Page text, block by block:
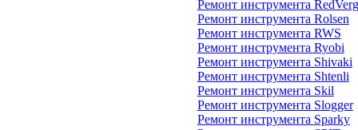
Ремонт инструмента RedVerg
Ремонт инструмента Rolsen
Ремонт инструмента RWS
Ремонт инструмента Ryobi
Ремонт инструмента Shivaki
Ремонт инструмента Shtenli
Ремонт инструмента Skil
Ремонт инструмента Slogger
Ремонт инструмента Sparky